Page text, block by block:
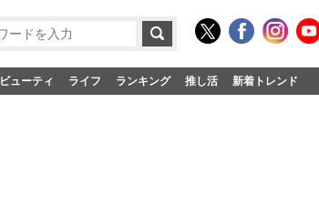
ビューティ ライフ ランキング 推し活 新着トレンド